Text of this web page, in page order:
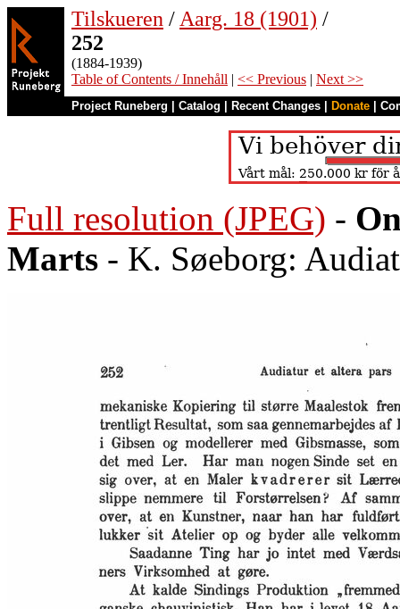
Tilskueren / Aarg. 18 (1901) /
252
(1884-1939)
Table of Contents / Innehåll | << Previous | Next >>
Project Runeberg Catalog Recent Changes Donate
Full resolution (JPEG) -
Marts - K. Søeborg: